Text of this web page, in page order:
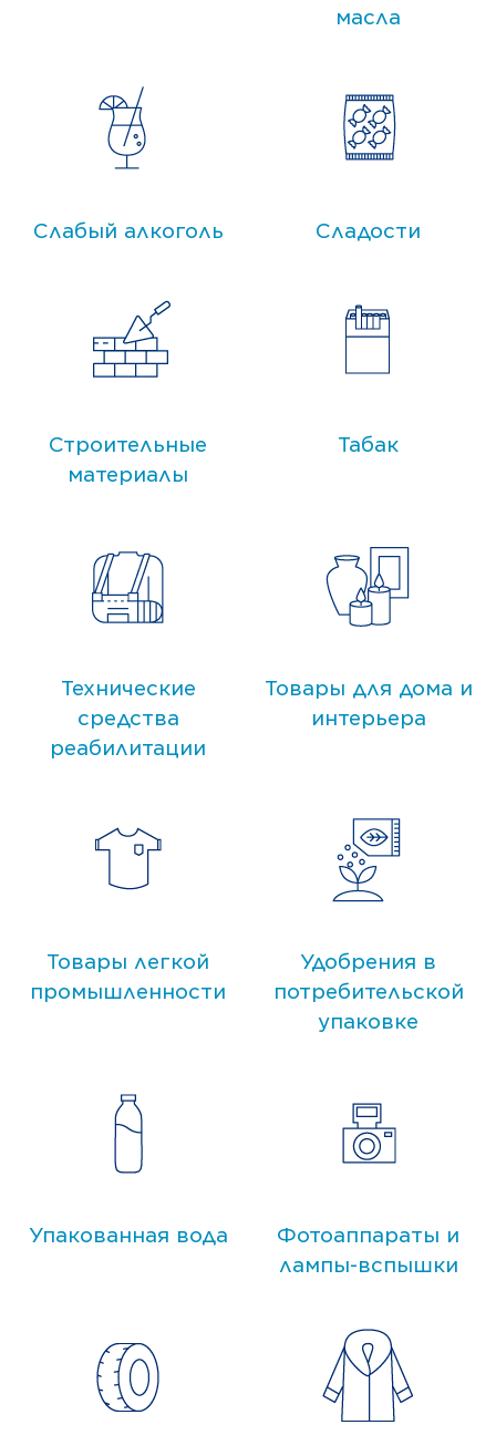
масла
Слабый алкоголь Сладости
Строительные
материалы
Табак
Технические
средства
реабилитации
Товары для дома и
интерьера
Товары легкой
промышленности
Удобрения в
потребительской
упаковке
Упакованная вода
Фотоаппараты и
лампы-вспышки